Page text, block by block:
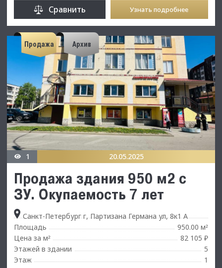
Сравнить Узнать подробнее
Продажа Архив
1 20.05.2025
Продажа здания 950 м2 с
ЗУ. Окупаемость 7 лет
Санкт-Петербург г, Партизана Германа ул, 8к1 А
Площадь
950.00 м²
Цена за м²
82 105 ₽
Этажей в здании
5
Этаж
1